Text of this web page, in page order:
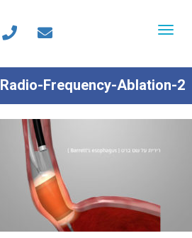
Toggle
Radio-Frequency-Ablation-2